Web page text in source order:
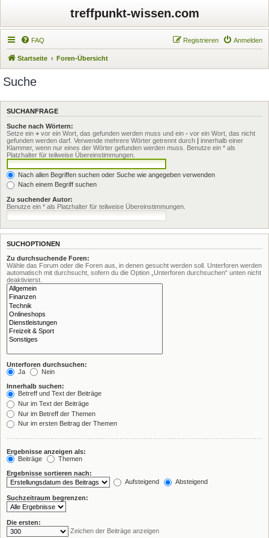
treffpunkt-wissen.com
FAQ Anmelden
Registrieren
Startseite Foren-Übersicht
Suche
SUCHANFRAGE
Suche nach Wörtern:
Setze ein + vor ein Wort, das gefunden werden muss und ein - vor ein Wort, das nicht
gefunden werden darf. Verwende mehrere Wörter getrennt durch | innerhalb einer
Klammer, wenn nur eines der Wörter gefunden werden muss. Benutze ein * als
Platzhalter für teilweise Übereinstimmungen.
Nach allen Begriffen suchen oder Suche wie angegeben verwenden
Nach einem Begriff suchen
Zu suchender Autor:
Benutze ein * als Platzhalter für teilweise Übereinstimmungen.
SUCHOPTIONEN
Zu durchsuchende Foren:
Wähle das Forum oder die Foren aus, in denen gesucht werden soll. Unterforen werden
automatisch mit durchsucht, sofern du die Option „Unterforen durchsuchen“ unten nicht
deaktivierst.
Unterforen durchsuchen:
Ja
Nein
Innerhalb suchen:
Betreff und Text der Beiträge
Nur im Text der Beiträge
Nur im Betreff der Themen
Nur im ersten Beitrag der Themen
Ergebnisse anzeigen als:
Beiträge
Themen
Ergebnisse sortieren nach:
Aufsteigend
Absteigend
Suchzeitraum begrenzen:
Die ersten:
Zeichen der Beiträge anzeigen